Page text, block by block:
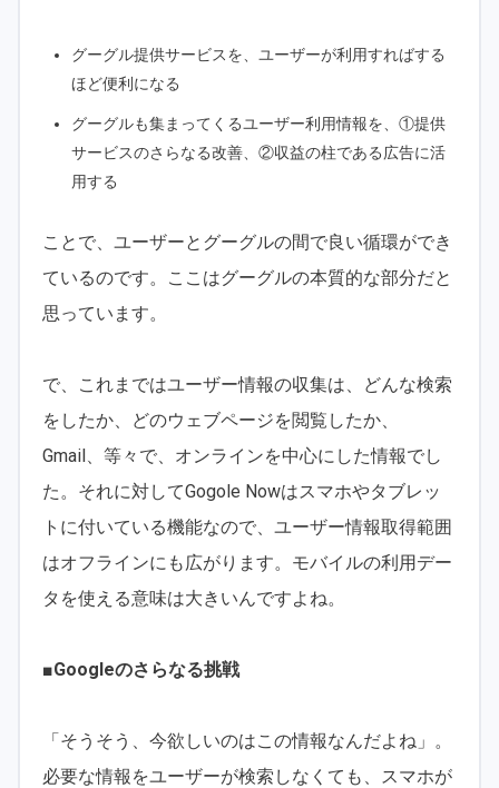
グーグル提供サービスを、ユーザーが利用すればする
ほど便利になる
グーグルも集まってくるユーザー利用情報を、①提供
サービスのさらなる改善、②収益の柱である広告に活
用する
ことで、ユーザーとグーグルの間で良い循環ができ
ているのです。ここはグーグルの本質的な部分だと
思っています。
で、これまではユーザー情報の収集は、どんな検索
をしたか、どのウェブページを閲覧したか、
Gmail、等々で、オンラインを中心にした情報でし
た。それに対してGogole Nowはスマホやタブレッ
トに付いている機能なので、ユーザー情報取得範囲
はオフラインにも広がります。モバイルの利用デー
タを使える意味は大きいんですよね。
■Googleのさらなる挑戦
「そうそう、今欲しいのはこの情報なんだよね」。
必要な情報をユーザーが検索しなくても、スマホが